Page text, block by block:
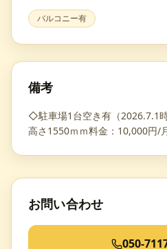
バルコニー有
備考
◇駐車場1台空き有（2026.7.1
高さ1550ｍｍ料金：10,000円/
お問い合わせ
050-